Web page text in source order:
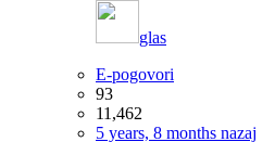
glas
E-pogovori
93
11,462
5 years, 8 months nazaj